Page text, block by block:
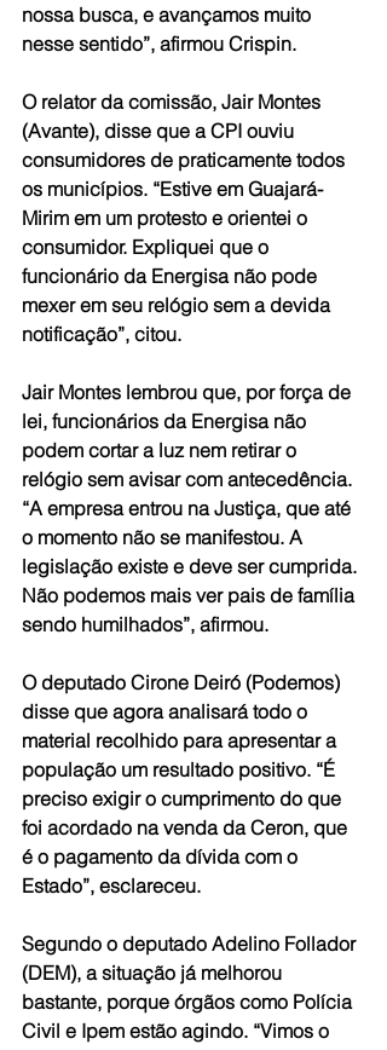
nossa busca, e avançamos muito
nesse sentido”, afirmou Crispin.
O relator da comissão, Jair Montes
(Avante), disse que a CPI ouviu
consumidores de praticamente todos
os municípios. “Estive em Guajará-
Mirim em um protesto e orientei o
consumidor. Expliquei que o
funcionário da Energisa não pode
mexer em seu relógio sem a devida
notificação”, citou.
Jair Montes lembrou que, por força de
lei, funcionários da Energisa não
podem cortar a luz nem retirar o
relógio sem avisar com antecedência.
“A empresa entrou na Justiça, que até
o momento não se manifestou. A
legislação existe e deve ser cumprida.
Não podemos mais ver pais de família
sendo humilhados”, afirmou.
O deputado Cirone Deiró (Podemos)
disse que agora analisará todo o
material recolhido para apresentar a
população um resultado positivo. “É
preciso exigir o cumprimento do que
foi acordado na venda da Ceron, que
é o pagamento da dívida com o
Estado”, esclareceu.
Segundo o deputado Adelino Follador
(DEM), a situação já melhorou
bastante, porque órgãos como Polícia
Civil e Ipem estão agindo. “Vimos o